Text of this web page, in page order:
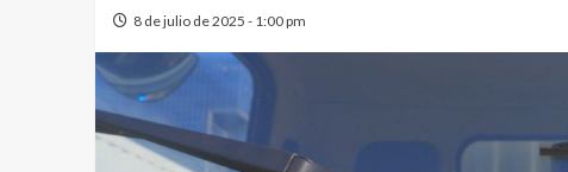
8 de julio de 2025 - 1:00 pm